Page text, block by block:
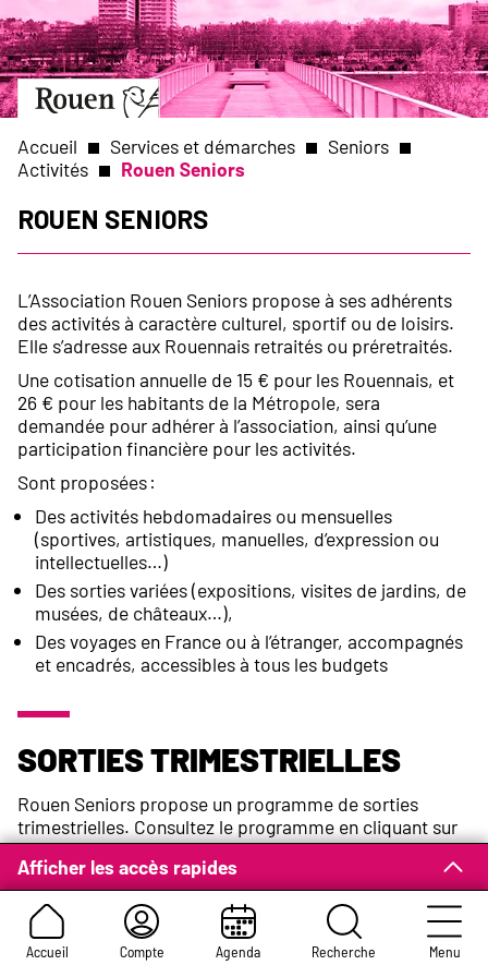
Aller
au
contenu
principal
Aller
à
page
d’accueil
Slide
1
of
1
Accueil Compte Agenda Recherche Menu
Fil
d'Ariane
Accueil Services et démarches
Seniors
Activités
Rouen Seniors
Rouen Seniors
Afficher les accès rapides
L’Association Rouen Seniors propose à ses adhérents
des activités à caractère culturel, sportif ou de loisirs.
Elle s’adresse aux Rouennais retraités ou préretraités.
Une cotisation annuelle de 15 € pour les Rouennais, et
26 € pour les habitants de la Métropole, sera
demandée pour adhérer à l’association, ainsi qu’une
participation financière pour les activités.
Sont proposées :
Des activités hebdomadaires ou mensuelles
(sportives, artistiques, manuelles, d’expression ou
intellectuelles…)
Des sorties variées (expositions, visites de jardins, de
musées, de châteaux…),
Des voyages en France ou à l’étranger, accompagnés
et encadrés, accessibles à tous les budgets
Sorties trimestrielles
Rouen Seniors propose un programme de sorties
trimestrielles. Consultez le programme en cliquant sur
le lien ci-dessous.